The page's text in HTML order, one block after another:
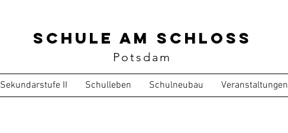
Schule am Schloss
Potsdam
Sekundarstufe II Schulleben Schulneubau Veranstaltungen